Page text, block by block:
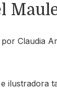
por Claudia
ilustradora